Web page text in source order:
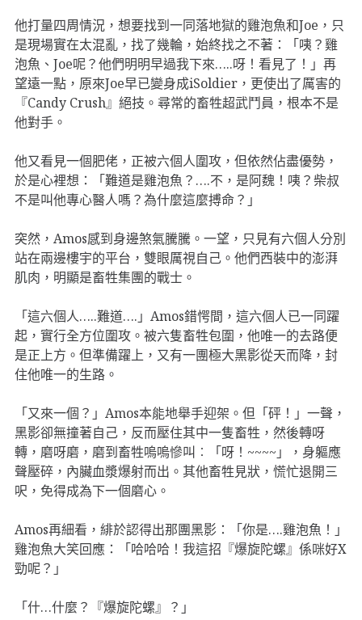
他打量四周情況，想要找到一同落地獄的雞泡魚和Joe，只
是現場實在太混亂，找了幾輪，始終找之不著：「咦？雞
泡魚、Joe呢？他們明明早過我下來…..呀！看見了！」再
望遠一點，原來Joe早已變身成iSoldier，更使出了厲害的
『Candy Crush』絕技。尋常的畜牲超武鬥員，根本不是
他對手。
他又看見一個肥佬，正被六個人圍攻，但依然佔盡優勢，
於是心裡想：「難道是雞泡魚？….不，是阿魏！咦？柴叔
不是叫他專心醫人嗎？為什麼這麼搏命？」
突然，Amos感到身邊煞氣騰騰。一望，只見有六個人分別
站在兩邊樓宇的平台，雙眼厲視自己。他們西裝中的澎湃
肌肉，明顯是畜牲集團的戰士。
「這六個人…..難道….」Amos錯愕間，這六個人已一同躍
起，實行全方位圍攻。被六隻畜牲包圍，他唯一的去路便
是正上方。但準備躍上，又有一團極大黑影從天而降，封
住他唯一的生路。
「又來一個？」Amos本能地舉手迎架。但「砰！」一聲，
黑影卻無撞著自己，反而壓住其中一隻畜牲，然後轉呀
轉，磨呀磨，磨到畜牲嗚嗚慘叫︰「呀！~~~~」，身軀應
聲壓碎，內臟血漿爆射而出。其他畜牲見狀，慌忙退開三
呎，免得成為下一個磨心。
Amos再細看，緋於認得出那團黑影：「你是….雞泡魚！」
雞泡魚大笑回應：「哈哈哈！我這招『爆旋陀螺』係咪好X
勁呢？」
「什…什麼？『爆旋陀螺』？」